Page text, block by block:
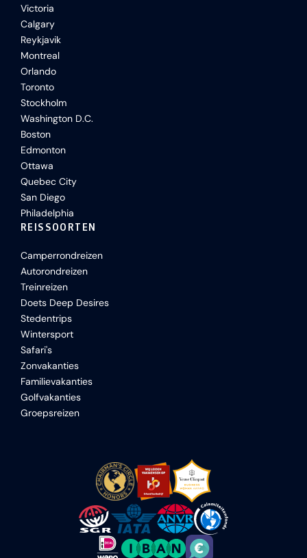
Victoria
Calgary
Reykjavik
Montreal
Orlando
Toronto
Stockholm
Washington D.C.
Boston
Edmonton
Ottawa
Quebec City
San Diego
Philadelphia
REISSOORTEN
Camperrondreizen
Autorondreizen
Treinreizen
Doets Deep Desires
Stedentrips
Wintersport
Safari's
Zonvakanties
Familievakanties
Golfvakanties
Groepsreizen